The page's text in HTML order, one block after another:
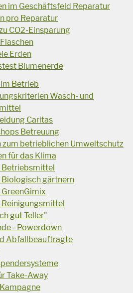
im Geschäftsfeld Reparatur
pro Reparatur
CO2-Einsparung
Erden
Blumenerde
Betrieb
Wasch- und
Caritas
Betreuung
zum betrieblichen Umweltschutz
für das Klima
Betriebsmittel
Biologisch gärtnern
Reinigungsmittel
gut Teller"
- Powerdown
Abfallbeauftragte
Take-Away